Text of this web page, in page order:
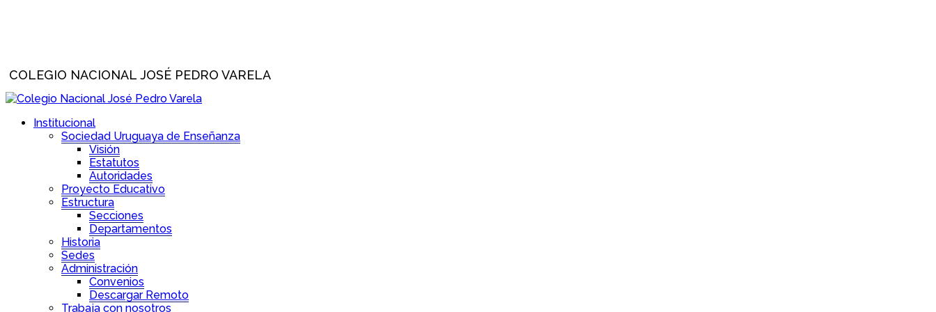
COLEGIO NACIONAL JOSÉ PEDRO VARELA
Institucional
Sociedad Uruguaya de Enseñanza
Visión
Estatutos
Autoridades
Proyecto Educativo
Estructura
Secciones
Departamentos
Historia
Sedes
Administración
Convenios
Descargar Remoto
Trabaja con nosotros